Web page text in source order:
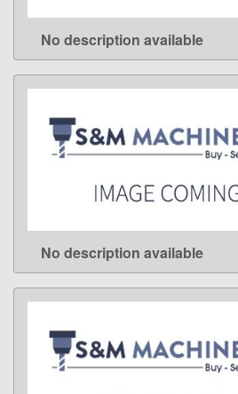
LEARN MORE
No description available
LEARN MORE
No description available